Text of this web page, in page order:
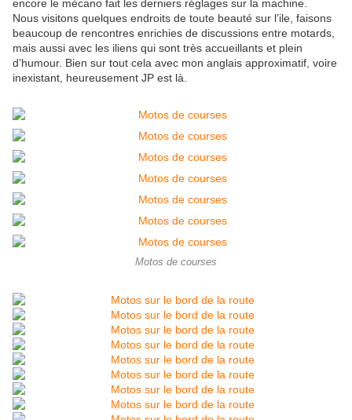
encore le mécano fait les derniers réglages sur la machine.
Nous visitons quelques endroits de toute beauté sur l’ile, faisons
beaucoup de rencontres enrichies de discussions entre motards,
mais aussi avec les iliens qui sont très accueillants et plein
d’humour. Bien sur tout cela avec mon anglais approximatif, voire
inexistant, heureusement JP est là.
Motos de courses